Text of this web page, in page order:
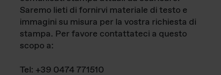
Saremo lieti di fornirvi materiale di testo e
immagini su misura per la vostra richiesta di
stampa. Per favore contattateci a questo
scopo a:
Tel: +39 0474 771510